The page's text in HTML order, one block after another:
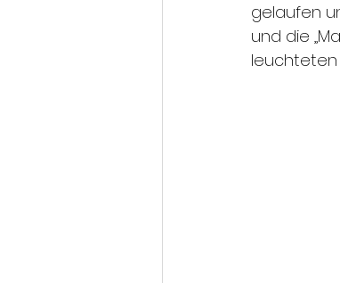
gelaufen
und die
leuchteten